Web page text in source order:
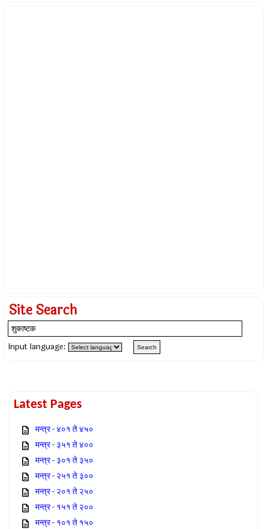
Site Search
Input language:
Latest Pages
मन्त्र - ४०१ ते ४५०
मन्त्र - ३५१ ते ४००
मन्त्र - ३०१ ते ३५०
मन्त्र - २५१ ते ३००
मन्त्र - २०१ ते २५०
मन्त्र - १५१ ते २००
मन्त्र - १०१ ते १५०